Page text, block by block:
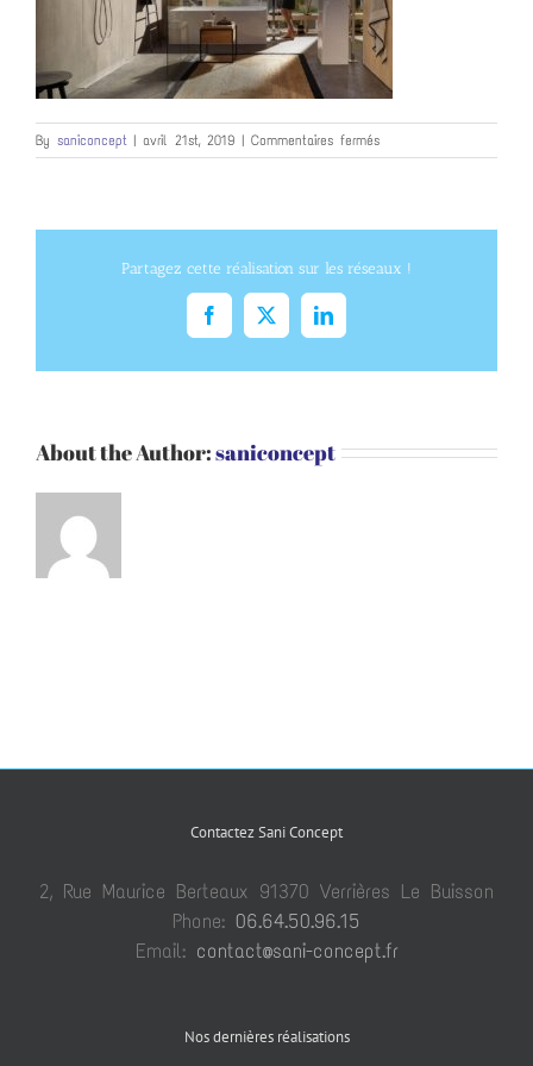
By saniconcept | avril 21st, 2019 | Commentaires ferméssur
sdb
Partagez cette réalisation sur les réseaux !
Facebook
X LinkedIn
About the Author:saniconcept
Contactez Sani Concept
2, Rue Maurice Berteaux 91370 Verrières Le Buisson
Phone: 06.64.50.96.15
Email: contact@sani-concept.fr
Nos dernières réalisations